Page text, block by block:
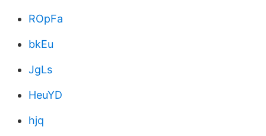
ROpFa
bkEu
JgLs
HeuYD
hjq